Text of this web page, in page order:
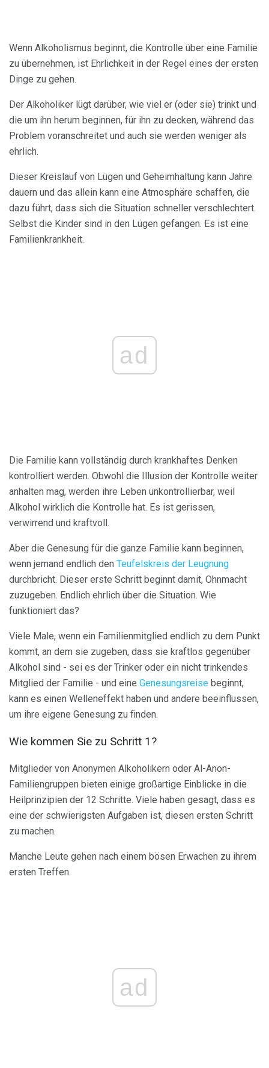
Wenn Alkoholismus beginnt, die Kontrolle über eine Familie
zu übernehmen, ist Ehrlichkeit in der Regel eines der ersten
Dinge zu gehen.
Der Alkoholiker lügt darüber, wie viel er (oder sie) trinkt und
die um ihn herum beginnen, für ihn zu decken, während das
Problem voranschreitet und auch sie werden weniger als
ehrlich.
Dieser Kreislauf von Lügen und Geheimhaltung kann Jahre
dauern und das allein kann eine Atmosphäre schaffen, die
dazu führt, dass sich die Situation schneller verschlechtert.
Selbst die Kinder sind in den Lügen gefangen. Es ist eine
Familienkrankheit.
ad
Die Familie kann vollständig durch krankhaftes Denken
kontrolliert werden. Obwohl die Illusion der Kontrolle weiter
anhalten mag, werden ihre Leben unkontrollierbar, weil
Alkohol wirklich die Kontrolle hat. Es ist gerissen,
verwirrend und kraftvoll.
Aber die Genesung für die ganze Familie kann beginnen,
wenn jemand endlich den Teufelskreis der Leugnung
durchbricht. Dieser erste Schritt beginnt damit, Ohnmacht
zuzugeben. Endlich ehrlich über die Situation. Wie
funktioniert das?
Viele Male, wenn ein Familienmitglied endlich zu dem Punkt
kommt, an dem sie zugeben, dass sie kraftlos gegenüber
Alkohol sind - sei es der Trinker oder ein nicht trinkendes
Mitglied der Familie - und eine Genesungsreise beginnt,
kann es einen Welleneffekt haben und andere beeinflussen,
um ihre eigene Genesung zu finden.
Wie kommen Sie zu Schritt 1?
Mitglieder von Anonymen Alkoholikern oder Al-Anon-
Familiengruppen bieten einige großartige Einblicke in die
Heilprinzipien der 12 Schritte. Viele haben gesagt, dass es
eine der schwierigsten Aufgaben ist, diesen ersten Schritt
zu machen.
Manche Leute gehen nach einem bösen Erwachen zu ihrem
ersten Treffen.
ad